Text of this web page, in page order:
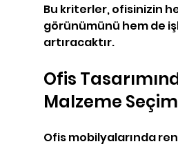
Bu kriterler, ofisinizin
görünümünü hem de
artıracaktır.
Ofis
Malzeme
Ofis mobilyalarında